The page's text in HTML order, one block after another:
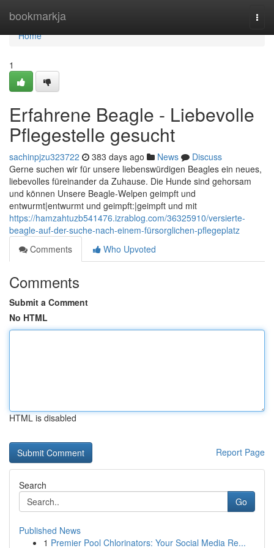
bookmarkja
Home
Home
1
Erfahrene Beagle - Liebevolle
Pflegestelle gesucht
sachinpjzu323722 383 days ago News
Discuss
Gerne suchen wir für unsere liebenswürdigen Beagles ein neues,
liebevolles füreinander da Zuhause. Die Hunde sind gehorsam
und können Unsere Beagle-Welpen geimpft und
entwurmt|entwurmt und geimpft:|geimpft und mit
https://hamzahtuzb541476.izrablog.com/36325910/versierte-
beagle-auf-der-suche-nach-einem-fürsorglichen-pflegeplatz
Comments
Who Upvoted
Comments
Submit a Comment
No HTML
HTML is disabled
Report Page
Search
Go
Published News
1 Premier Pool Chlorinators: Your Social Media Re...